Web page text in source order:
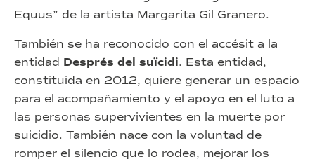
Equus” de la artista Margarita Gil Granero.
También se ha reconocido con el accésit a la
entidad Després del suïcidi. Esta entidad,
constituida en 2012, quiere generar un espacio
para el acompañamiento y el apoyo en el luto a
las personas supervivientes en la muerte por
suicidio. También nace con la voluntad de
romper el silencio que lo rodea, mejorar los